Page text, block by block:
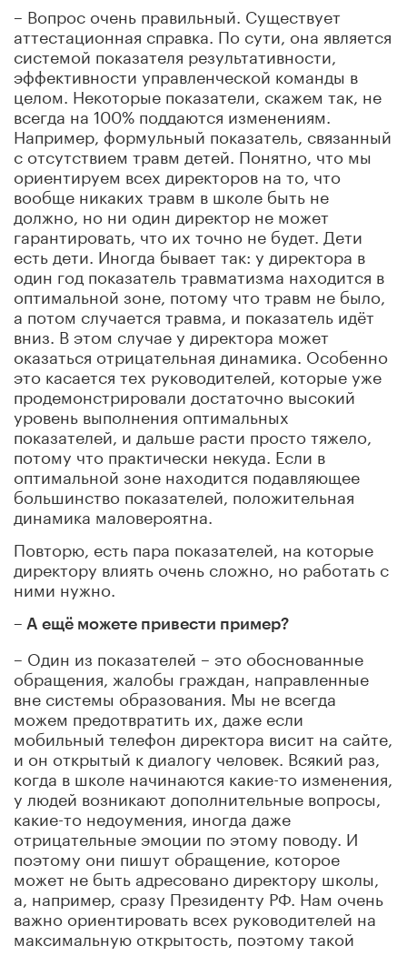
– Вопрос очень правильный. Существует
аттестационная справка. По сути, она является
системой показателя результативности,
эффективности управленческой команды в
целом. Некоторые показатели, скажем так, не
всегда на 100% поддаются изменениям.
Например, формульный показатель, связанный
с отсутствием травм детей. Понятно, что мы
ориентируем всех директоров на то, что
вообще никаких травм в школе быть не
должно, но ни один директор не может
гарантировать, что их точно не будет. Дети
есть дети. Иногда бывает так: у директора в
один год показатель травматизма находится в
оптимальной зоне, потому что травм не было,
а потом случается травма, и показатель идёт
вниз. В этом случае у директора может
оказаться отрицательная динамика. Особенно
это касается тех руководителей, которые уже
продемонстрировали достаточно высокий
уровень выполнения оптимальных
показателей, и дальше расти просто тяжело,
потому что практически некуда. Если в
оптимальной зоне находится подавляющее
большинство показателей, положительная
динамика маловероятна.
Повторю, есть пара показателей, на которые
директору влиять очень сложно, но работать с
ними нужно.
– А ещё можете привести пример?
– Один из показателей – это обоснованные
обращения, жалобы граждан, направленные
вне системы образования. Мы не всегда
можем предотвратить их, даже если
мобильный телефон директора висит на сайте,
и он открытый к диалогу человек. Всякий раз,
когда в школе начинаются какие-то изменения,
у людей возникают дополнительные вопросы,
какие-то недоумения, иногда даже
отрицательные эмоции по этому поводу. И
поэтому они пишут обращение, которое
может не быть адресовано директору школы,
а, например, сразу Президенту РФ. Нам очень
важно ориентировать всех руководителей на
максимальную открытость, поэтому такой